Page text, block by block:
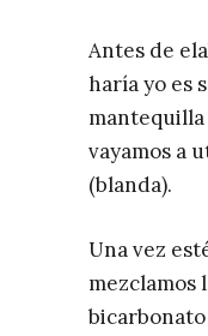
Antes de
haría yo es
mantequilla
vayamos a
(blanda).
Una vez
mezclamos